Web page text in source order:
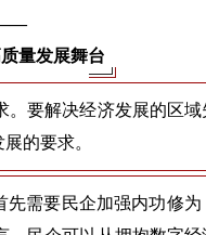
——
量发展舞台
要解决经济发展的区
的要求。
需要民企加强内功修